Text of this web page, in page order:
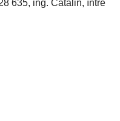
635, ing. Cătălin, între